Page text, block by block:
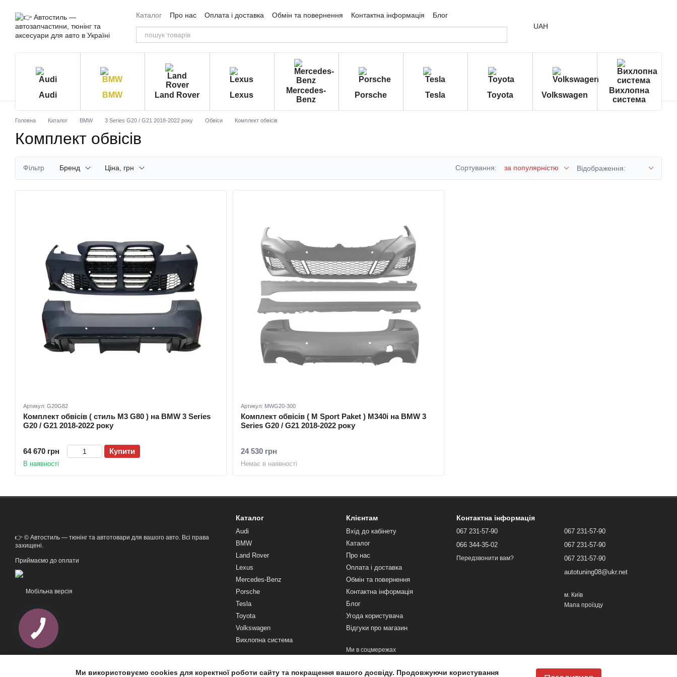
Каталог
Про нас Оплата і доставка Обмін та повернення Контактна інформація
Блог
Угода користувача
Відгуки про магазин UAH
Audi BMW Land Rover Lexus
Mercedes-
Benz
Porsche Tesla Toyota Volkswagen
Вихлопна
система
Головна Каталог BMW 3 Series G20 / G21 2018-2022 року Обвіси Комплект обвісів
Комплект обвісів
Фільтр Бренд Ціна, грн Сортування: за популярністю Відображення:
Артикул: G20G82
Комплект обвісів ( стиль M3 G80 ) на BMW 3 Series
G20 / G21 2018-2022 року
64 670 грн Купити
В наявності
Артикул: MWG20-300
Комплект обвісів ( M Sport Paket ) M340i на BMW 3
Series G20 / G21 2018-2022 року
24 530 грн
Немає в наявності
👉 © Автостиль — тюнінг та автотовари для вашого авто. Всі права
захищені.
Приймаємо до оплати
Мобільна версія
Каталог
Audi
BMW
Land Rover
Lexus
Mercedes-Benz
Porsche
Tesla
Toyota
Volkswagen
Вихлопна система
Клієнтам
Вхід до кабінету
Каталог
Про нас
Оплата і доставка
Обмін та повернення
Контактна інформація
Блог
Угода користувача
Відгуки про магазин
Ми в соцмережах
Контактна інформація
067 231-57-90
066 344-35-02
Передзвонити вам?
067 231-57-90
067 231-57-90
067 231-57-90
autotuning08@ukr.net
м. Київ
Мапа проїзду
Ми використовуємо cookies для коректної роботи сайту та покращення вашого досвіду. Продовжуючи користування